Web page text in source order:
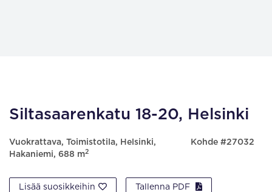
Siltasaarenkatu 18-20, Helsinki
Vuokrattava, Toimistotila, Helsinki,
Hakaniemi, 688 m2
Kohde #27032
Lisää suosikkeihin Tallenna PDF